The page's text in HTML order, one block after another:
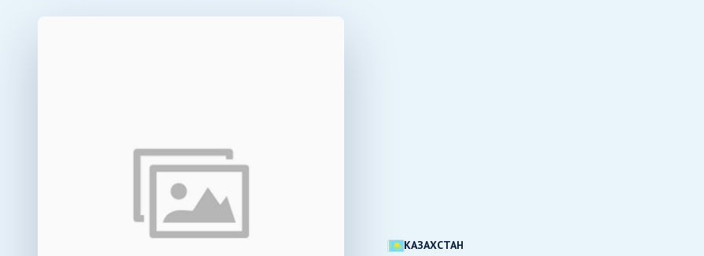
КАЗАХСТАН